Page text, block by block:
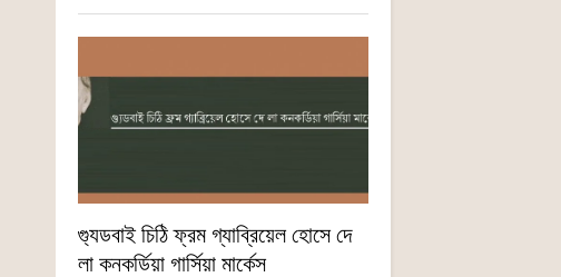
গ্যুডবাই চিঠি ফ্রম গ্যাব্রিয়েল হোসে দে
লা কনকর্ডিয়া গার্সিয়া মার্কেস